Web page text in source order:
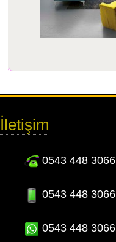
İletişim
0543 448 3066
0543 448 3066
0543 448 3066